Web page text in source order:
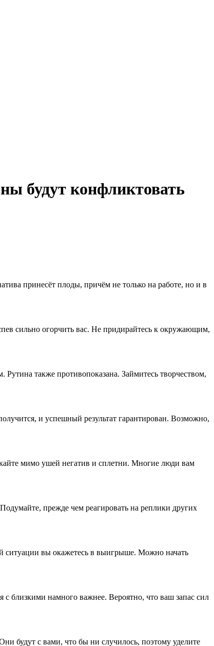
будут конфликтовать
принесёт плоды, причём не только на работе, но и в
сильно огорчить вас. Не придирайтесь к окружающим,
также противопоказана. Займитесь творчеством,
и успешный результат гарантирован. Возможно,
мимо ушей негатив и сплетни. Многие люди вам
прежде чем реагировать на реплики других
ситуации вы окажетесь в выигрыше. Можно начать
близкими намного важнее. Вероятно, что ваш запас сил
будут с вами, что бы ни случилось, поэтому уделите